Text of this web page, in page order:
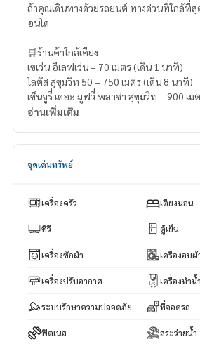
ถ้าคุณเดินทางด้วยรถยนต์ ทางด่วนที่ใกล้ที่สุ
อนโด
🛒ร้านค้าใกล้เคียง
เซเว่น อีเลฟเว่น – 70 เมตร (เดิน 1 นาที)
โลตัส สุขุมวิท 50 – 750 เมตร (เดิน 8 นาที)
เซ็นจูรี่ เดอะ มูฟวี่ พลาซ่า สุขุมวิท – 900 เม
บิ๊กซี เอ็กซ์ตร้า อ่อนนุช – 1.2 กิโลเมตร (ขับร
อ่านเพิ่มเติม
จุดเด่นทรัพย์
เครื่องครัว เตียงนอน
ทีวี ตู้เย็น
เครื่องซักผ้า เครื่องอบผ้
เครื่องปรับอากาศ เครื่องทำน้
ระบบรักษาความปลอดภัย ที่จอดรถ
ฟิตเนส สระว่ายน้ำ